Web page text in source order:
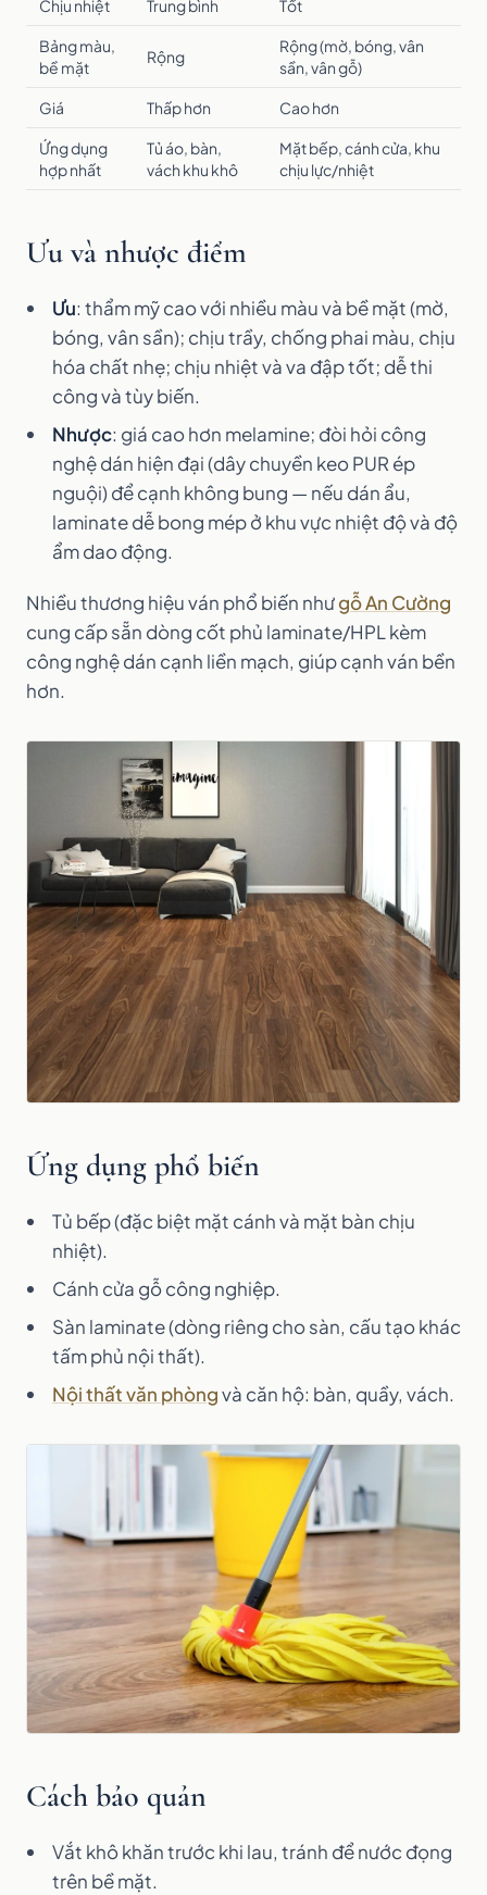
Chịu nhiệt Trung bình Tốt
Bảng màu,
bề mặt
Rộng
Rộng (mờ, bóng, vân
sần, vân gỗ)
Giá Thấp hơn Cao hơn
Ứng dụng
hợp nhất
Tủ áo, bàn,
vách khu khô
Mặt bếp, cánh cửa, khu
chịu lực/nhiệt
Ưu và nhược điểm
Ưu: thẩm mỹ cao với nhiều màu và bề mặt (mờ,
bóng, vân sần); chịu trầy, chống phai màu, chịu
hóa chất nhẹ; chịu nhiệt và va đập tốt; dễ thi
công và tùy biến.
Nhược: giá cao hơn melamine; đòi hỏi công
nghệ dán hiện đại (dây chuyền keo PUR ép
nguội) để cạnh không bung — nếu dán ẩu,
laminate dễ bong mép ở khu vực nhiệt độ và độ
ẩm dao động.
Nhiều thương hiệu ván phổ biến nhưgỗ An Cường
cung cấp sẵn dòng cốt phủ laminate/HPL kèm
công nghệ dán cạnh liền mạch, giúp cạnh ván bền
hơn.
Ứng dụng phổ biến
Tủ bếp (đặc biệt mặt cánh và mặt bàn chịu
nhiệt).
Cánh cửa gỗ công nghiệp.
Sàn laminate (dòng riêng cho sàn, cấu tạo khác
tấm phủ nội thất).
Nội thất văn phòngvà căn hộ: bàn, quầy, vách.
Cách bảo quản
Vắt khô khăn trước khi lau, tránh để nước đọng
trên bề mặt.